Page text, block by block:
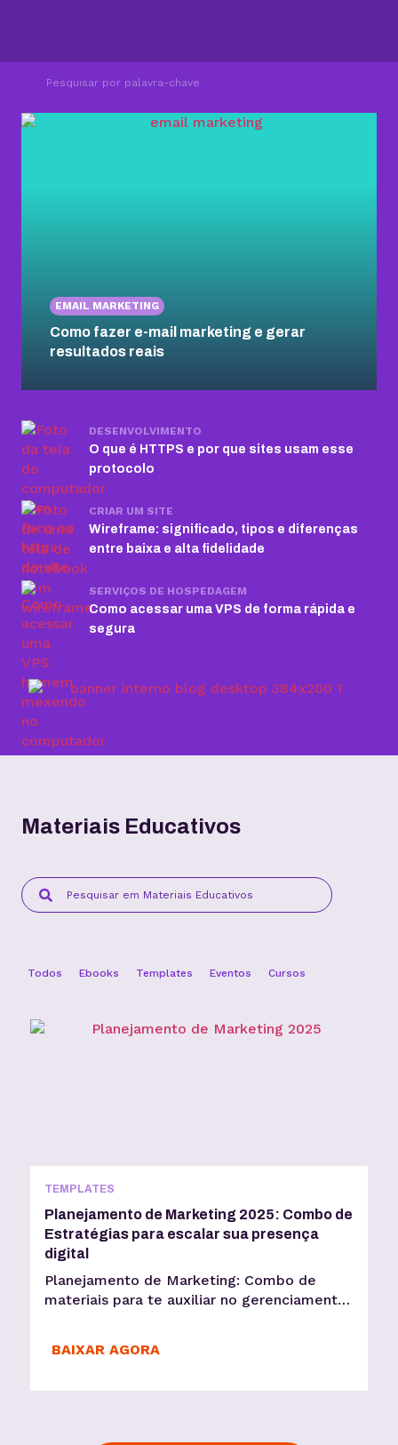
EMAIL MARKETING
Como fazer e-mail marketing e gerar
resultados reais
DESENVOLVIMENTO
O que é HTTPS e por que sites usam esse
protocolo
CRIAR UM SITE
Wireframe: significado, tipos e diferenças
entre baixa e alta fidelidade
SERVIÇOS DE HOSPEDAGEM
Como acessar uma VPS de forma rápida e
segura
Materiais Educativos
Todos Ebooks Templates Eventos Cursos
TEMPLATES
Planejamento de Marketing 2025: Combo de
Estratégias para escalar sua presença
digital
Planejamento de Marketing: Combo de
materiais para te auxiliar no gerenciamento
BAIXAR AGORA